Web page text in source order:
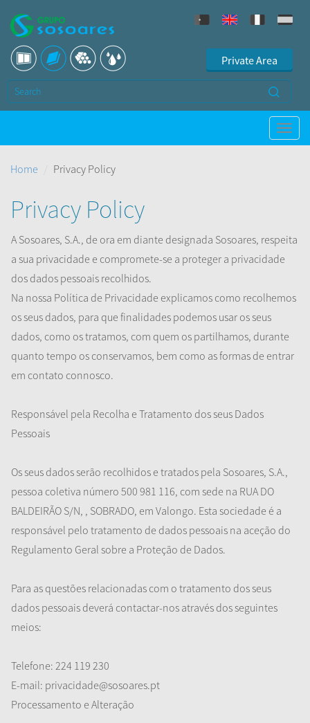
Private Area
Home Privacy Policy
Privacy Policy
A Sosoares, S.A., de ora em diante designada Sosoares, respeita
a sua privacidade e compromete-se a proteger a privacidade
dos dados pessoais recolhidos.
Na nossa Política de Privacidade explicamos como recolhemos
os seus dados, para que finalidades podemos usar os seus
dados, como os tratamos, com quem os partilhamos, durante
quanto tempo os conservamos, bem como as formas de entrar
em contato connosco.
Responsável pela Recolha e Tratamento dos seus Dados
Pessoais
Os seus dados serão recolhidos e tratados pela Sosoares, S.A.,
pessoa coletiva número 500 981 116, com sede na RUA DO
BALDEIRÃO S/N, , SOBRADO, em Valongo. Esta sociedade é a
responsável pelo tratamento de dados pessoais na aceção do
Regulamento Geral sobre a Proteção de Dados.
Para as questões relacionadas com o tratamento dos seus
dados pessoais deverá contactar-nos através dos seguintes
meios:
Telefone: 224 119 230
E-mail: privacidade@sosoares.pt
Processamento e Alteração